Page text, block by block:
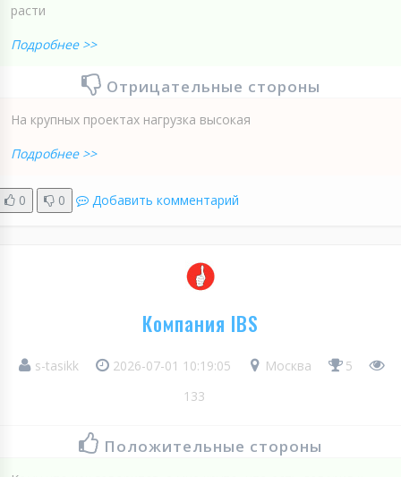
расти
Подробнее >>
Отрицательные стороны
На крупных проектах нагрузка высокая
Подробнее >>
0 0 Добавить комментарий
Компания IBS
s-tasikk 2026-07-01 10:19:05 Москва
5
133
Положительные стороны